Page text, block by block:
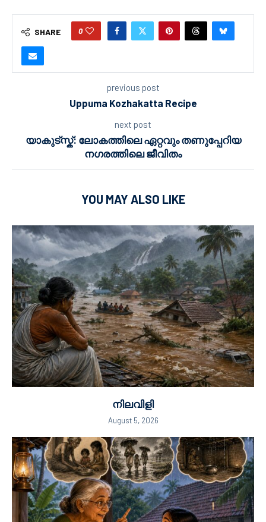
SHARE 0
previous post
Uppuma Kozhakatta Recipe
next post
യാകുട്സ്ക്: ലോകത്തിലെ ഏറ്റവും തണുപ്പേറിയ
നഗരത്തിലെ ജീവിതം
YOU MAY ALSO LIKE
നിലവിളി
August 5, 2026